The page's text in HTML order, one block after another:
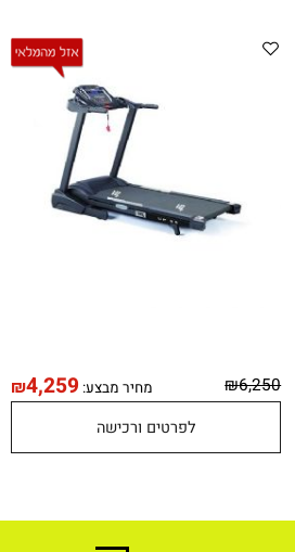
₪6,250 מחיר מבצע: ₪4,259